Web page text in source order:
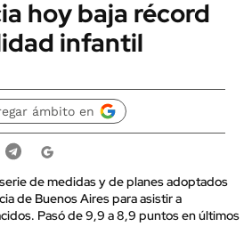
hoy baja récord
infantil
ámbito en
de medidas y de planes adoptados
de Buenos Aires para asistir a
Pasó de 9,9 a 8,9 puntos en últimos